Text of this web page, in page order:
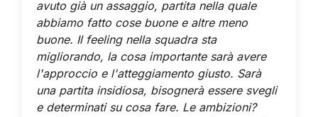
avuto già un assaggio, partita nella quale
abbiamo fatto cose buone e altre meno
buone. Il feeling nella squadra sta
migliorando, la cosa importante sarà avere
l'approccio e l'atteggiamento giusto. Sarà
una partita insidiosa, bisognerà essere svegli
e determinati su cosa fare. Le ambizioni?